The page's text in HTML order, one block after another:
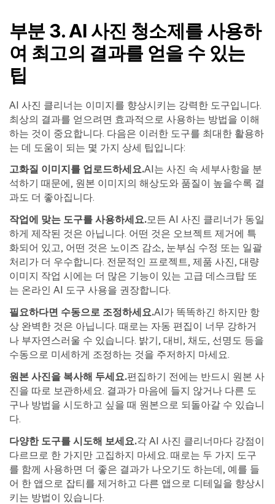
부분 3. AI 사진 청소제를 사용하
여 최고의 결과를 얻을 수 있는
팁
AI 사진 클리너는 이미지를 향상시키는 강력한 도구입니다.
최상의 결과를 얻으려면 효과적으로 사용하는 방법을 이해
하는 것이 중요합니다. 다음은 이러한 도구를 최대한 활용하
는 데 도움이 되는 몇 가지 상세 팁입니다:
고화질 이미지를 업로드하세요.AI는 사진 속 세부사항을 분
석하기 때문에, 원본 이미지의 해상도와 품질이 높을수록 결
과도 더 좋아집니다.
작업에 맞는 도구를 사용하세요.모든 AI 사진 클리너가 동일
하게 제작된 것은 아닙니다. 어떤 것은 오브젝트 제거에 특
화되어 있고, 어떤 것은 노이즈 감소, 눈부심 수정 또는 일괄
처리가 더 우수합니다. 전문적인 프로젝트, 제품 사진, 대량
이미지 작업 시에는 더 많은 기능이 있는 고급 데스크탑 또
는 온라인 AI 도구 사용을 권장합니다.
필요하다면 수동으로 조정하세요.AI가 똑똑하긴 하지만 항
상 완벽한 것은 아닙니다. 때로는 자동 편집이 너무 강하거
나 부자연스러울 수 있습니다. 밝기, 대비, 채도, 선명도 등을
수동으로 미세하게 조정하는 것을 주저하지 마세요.
원본 사진을 복사해 두세요.편집하기 전에는 반드시 원본 사
진을 따로 보관하세요. 결과가 마음에 들지 않거나 다른 도
구나 방법을 시도하고 싶을 때 원본으로 되돌아갈 수 있습니
다.
다양한 도구를 시도해 보세요.각 AI 사진 클리너마다 강점이
다르므로 한 가지만 고집하지 마세요. 때로는 두 가지 도구
를 함께 사용하면 더 좋은 결과가 나오기도 하는데, 예를 들
어 한 앱으로 잡티를 제거하고 다른 앱으로 디테일을 향상시
키는 방법이 있습니다.